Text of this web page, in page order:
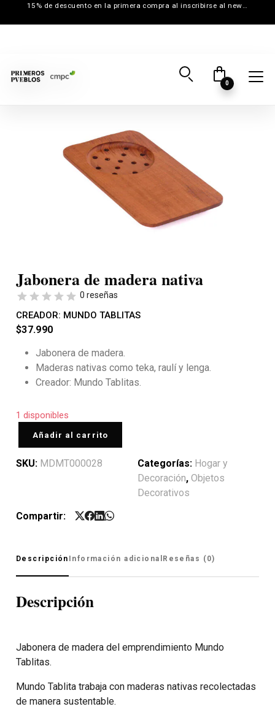
15% de descuento en la primera compra al inscribirse al newsletter
0
Jabonera de madera nativa
0 reseñas
CREADOR: MUNDO TABLITAS
$37.990
Jabonera de madera.
Maderas nativas como teka, raulí y lenga.
Creador: Mundo Tablitas.
1 disponibles
Añadir al carrito
SKU: MDMT000028 Categorías: Hogar y
Decoración, Objetos
Decorativos
Compartir:
Descripción Información adicional Reseñas (0)
Descripción
Jabonera de madera del emprendimiento Mundo
Tablitas.
Mundo Tablita trabaja con maderas nativas recolectadas
de manera sustentable.